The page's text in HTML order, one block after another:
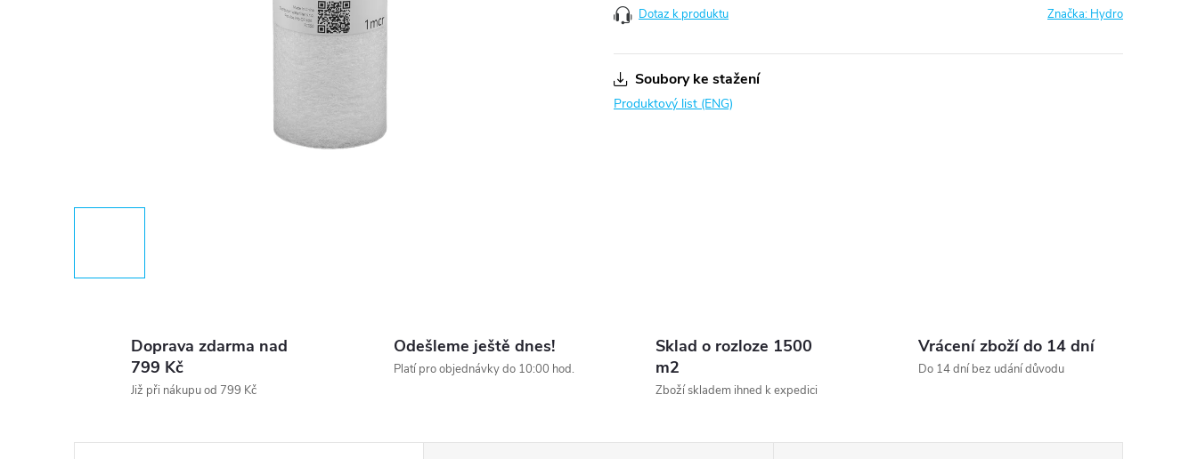
Dotaz k produktu Značka: Hydro
Soubory ke stažení
Produktový list (ENG)
Doprava zdarma nad
799 Kč
Již při nákupu od 799 Kč
Odešleme ještě dnes!
Platí pro objednávky do 10:00 hod.
Sklad o rozloze 1500
m2
Zboží skladem ihned k expedici
Vrácení zboží do 14 dní
Do 14 dní bez udání důvodu